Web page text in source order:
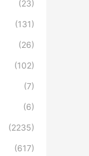
(23)
(131)
(26)
(102)
(7)
(6)
(2235)
(617)